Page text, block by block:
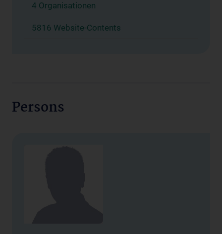
4 Organisationen
5816 Website-Contents
Persons